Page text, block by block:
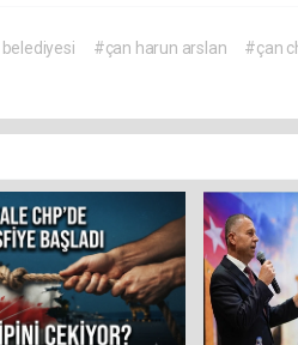
#çan harun arslan #çan